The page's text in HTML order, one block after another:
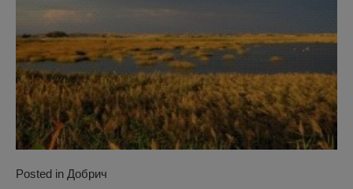
Posted in Добрич